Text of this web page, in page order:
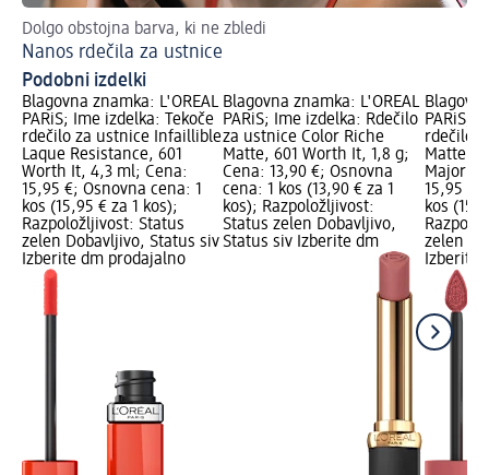
Dolgo obstojna barva, ki ne zbledi
Nanos rdečila za ustnice
Podobni izdelki
Blagovna znamka: L'ORÉAL
PARiS; Ime izdelka: Tekoče
rdečilo za ustnice Infaillible
Laque Resistance, 601
Worth It, 4,3 ml; Cena:
15,95 €; Osnovna cena: 1
kos (15,95 € za 1 kos);
Razpoložljivost: Status
zelen Dobavljivo, Status siv
Izberite dm prodajalno
Blagovna znamka: L'ORÉAL
PARiS; Ime izdelka: Rdečilo
za ustnice Color Riche
Matte, 601 Worth It, 1,8 g;
Cena: 13,90 €; Osnovna
cena: 1 kos (13,90 € za 1
kos); Razpoložljivost:
Status zelen Dobavljivo,
Status siv Izberite dm
PARiS;
rdečilo
Matte
Major
15,95 €;
kos
zelen
Izberite